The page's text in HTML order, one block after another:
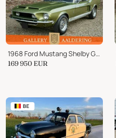
1968 Ford Mustang Shelby GT350 Fastback PRICE REDUCTION!
169 950 EUR
BE